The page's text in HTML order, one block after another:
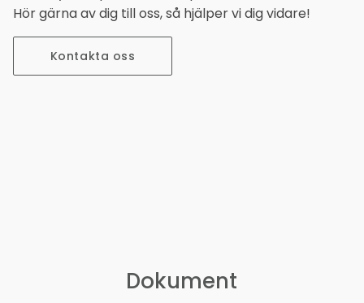
Hör gärna av dig till oss, så hjälper vi dig vidare!
Kontakta oss
Dokument